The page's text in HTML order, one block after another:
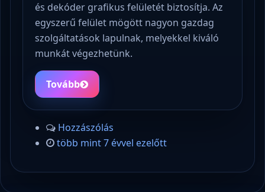
és dekóder grafikus felületét biztosítja. Az
egyszerű felület mögött nagyon gazdag
szolgáltatások lapulnak, melyekkel kiváló
munkát végezhetünk.
Tovább
Hozzászólás
több mint 7 évvel ezelőtt